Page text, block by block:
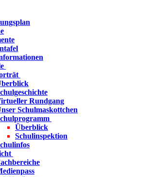
Rundgang
Schulmaskottchen
Überblick
Schulinspektion